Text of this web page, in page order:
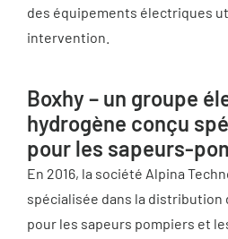
des équipements électriques
intervention.
Boxhy – un groupe
hydrogène conçu
pour les sapeurs-
En 2016, la société Alpina
spécialisée dans la distribution
pour les sapeurs pompiers et